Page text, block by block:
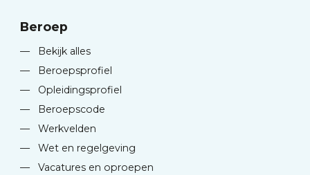
Beroep
—
Bekijk alles
—
Beroepsprofiel
—
Opleidingsprofiel
—
Beroepscode
—
Werkvelden
—
Wet en regelgeving
—
Vacatures en oproepen